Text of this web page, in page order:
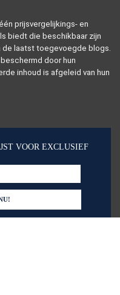
prijsvergelijkings- en
biedt die beschikbaar zijn
de laatst toegevoegde blogs.
door hun
inhoud is afgeleid van hun
VOOR EXCLUSIEF